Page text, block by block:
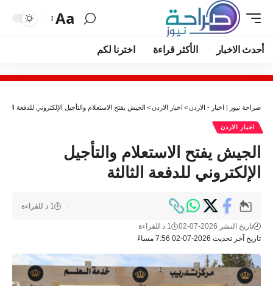
Aa
أحدث الاخبار الأكثر قراءة اخترنا لكم
صراحة نيوز | اخبار - الاردن> اخبار الاردن> الجيش يفتح الاستعلام والتأجيل الإلكتروني للدفعة الثالثة
اخبار الاردن
الجيش يفتح الاستعلام والتأجيل
الإلكتروني للدفعة الثالثة
تاريخ آخر تحديث 2026-07-02 7:56 مساءً
تاريخ النشر 2026-07-02 1 د للقراءة
1 د للقراءة